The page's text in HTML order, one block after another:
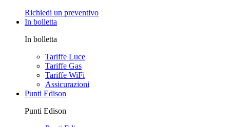
Richiedi un preventivo
In bolletta
In bolletta
Tariffe Luce
Tariffe Gas
Tariffe WiFi
Assicurazioni
Punti Edison
Punti Edison